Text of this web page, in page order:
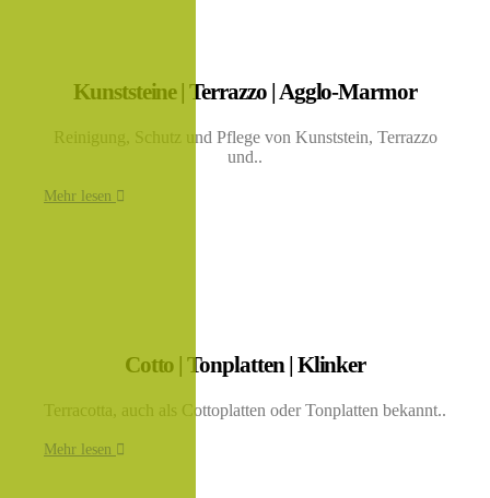
Kunststeine | Terrazzo | Agglo-Marmor
Reinigung, Schutz und Pflege von Kunststein, Terrazzo
und..
Mehr lesen
Cotto | Tonplatten | Klinker
Terracotta, auch als Cottoplatten oder Tonplatten bekannt..
Mehr lesen